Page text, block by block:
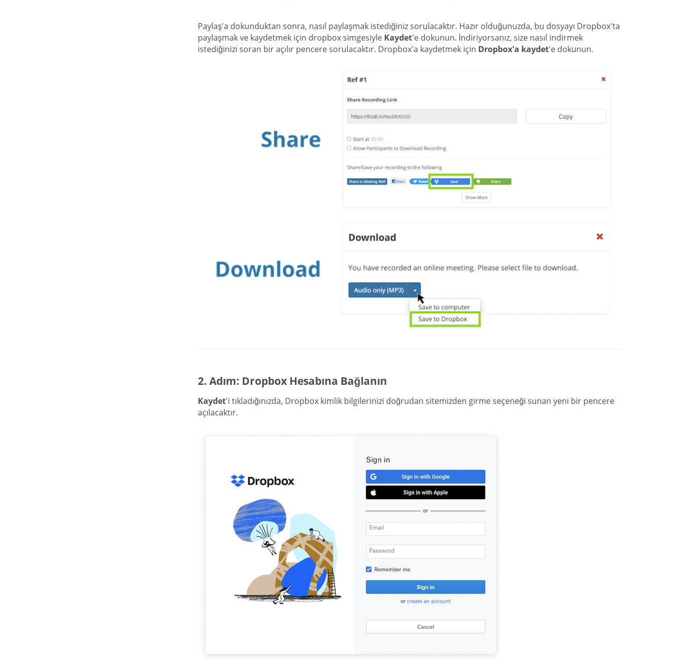
Paylaş'a dokunduktan sonra, nasıl paylaşmak istediğiniz sorulacaktır. Hazır olduğunuzda, bu dosyayı Dropbox'ta
paylaşmak ve kaydetmek için dropbox simgesiyle Kaydet'e dokunun. İndiriyorsanız, size nasıl indirmek
istediğinizi soran bir açılır pencere sorulacaktır. Dropbox'a kaydetmek için Dropbox'a kaydet'e dokunun.
2. Adım: Dropbox Hesabına Bağlanın
Kaydet'i tıkladığınızda, Dropbox kimlik bilgilerinizi doğrudan sitemizden girme seçeneği sunan yeni bir pencere
açılacaktır.